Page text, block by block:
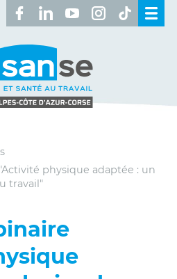
Retrouvez-nous sur Facebook
Retrouvez-nous sur
Retrouvez-nous sur
Retrouvez-
physique adaptée : un
travail"